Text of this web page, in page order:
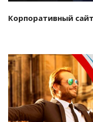
Корпоративный